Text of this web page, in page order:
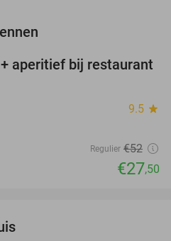
47%
aperitief bij restaurant
9.5 star
Regulier €52
€27,50